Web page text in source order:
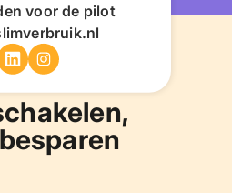
voor de pilot